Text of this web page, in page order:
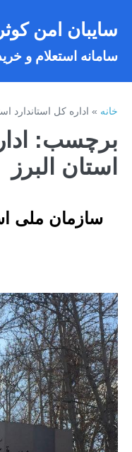
سایبان امن کوثر
سامانه استعلام و خرید
خانه»اداره کل استاندارد
برچسب:
استان البرز
سازمان ملی
سازمان
ملی
استاندارد
ایران+استاندارد
کرج